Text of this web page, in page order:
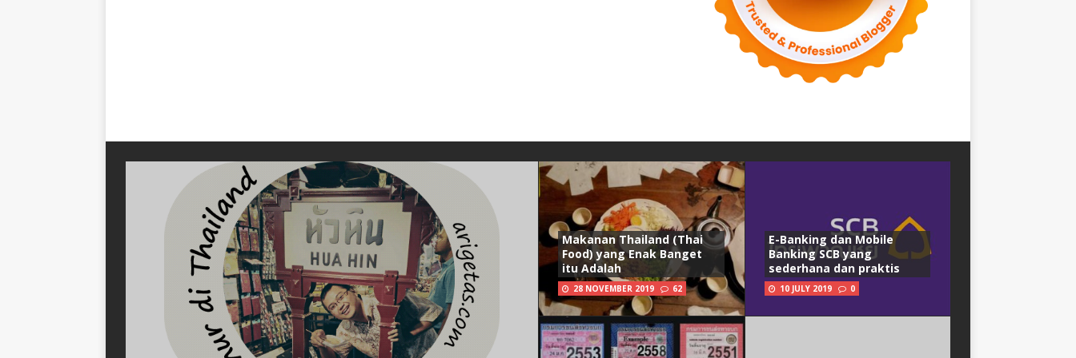
Makanan Thailand (Thai
Food) yang Enak Banget
itu Adalah
28 NOVEMBER 2019 62
E-Banking dan Mobile
Banking SCB yang
sederhana dan praktis
10 JULY 2019 0